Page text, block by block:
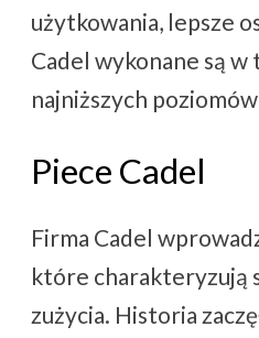
użytkowania, lepsze
Cadel wykonane są
najniższych
Piece Cadel
Firma Cadel
które charakteryzują
zużycia. Historia